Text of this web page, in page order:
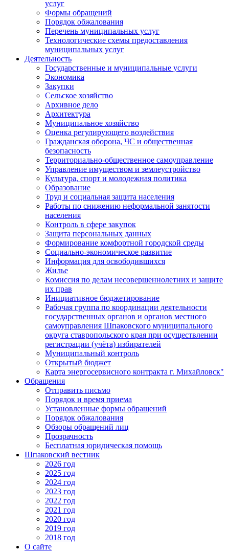
услуг
Формы обращений
Порядок обжалования
Перечень муниципальных услуг
Технологические схемы предоставления
муниципальных услуг
Деятельность
Государственные и муниципальные услуги
Экономика
Закупки
Сельское хозяйство
Архивное дело
Архитектура
Муниципальное хозяйство
Оценка регулирующего воздействия
Гражданская оборона, ЧС и общественная
безопасность
Территориально-общественное самоуправление
Управление имуществом и землеустройство
Культура, спорт и молодежная политика
Образование
Труд и социальная защита населения
Работы по снижению неформальной занятости
населения
Контроль в сфере закупок
Защита персональных данных
Формирование комфортной городской среды
Социально-экономическое развитие
Информация для освободившихся
Жилье
Комиссия по делам несовершеннолетних и защите
их прав
Инициативное бюджетирование
Рабочая группа по координации деятельности
государственных органов и органов местного
самоуправления Шпаковского муниципального
округа ставропольского края при осуществлении
регистрации (учёта) избирателей
Муниципальный контроль
Открытый бюджет
Карта энергосервисного контракта г. Михайловск"
Обращения
Отправить письмо
Порядок и время приема
Установленные формы обращений
Порядок обжалования
Обзоры обращений лиц
Прозрачность
Бесплатная юридическая помощь
Шпаковский вестник
2026 год
2025 год
2024 год
2023 год
2022 год
2021 год
2020 год
2019 год
2018 год
О сайте